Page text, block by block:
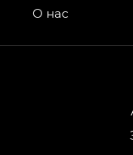
привод — GB
Empow —
О нас